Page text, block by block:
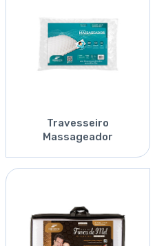
Travesseiro
Massageador